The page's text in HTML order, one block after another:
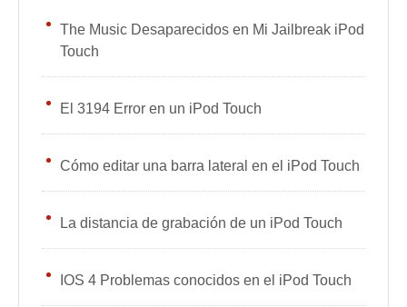
The Music Desaparecidos en Mi Jailbreak iPod
Touch
El 3194 Error en un iPod Touch
Cómo editar una barra lateral en el iPod Touch
La distancia de grabación de un iPod Touch
IOS 4 Problemas conocidos en el iPod Touch